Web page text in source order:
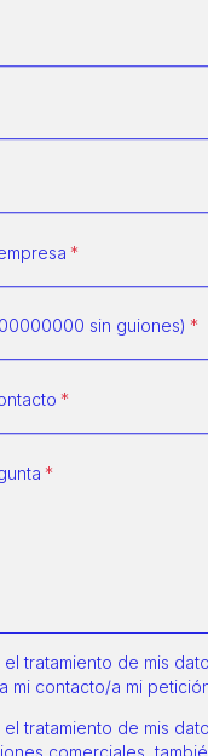
sin guiones)
el tratamiento de mis
mi contacto/a mi
el tratamiento de mis
comerciales,